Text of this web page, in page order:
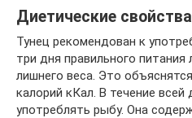
Диетические свойства
Тунец рекомендован к
три дня правильного
лишнего веса. Это
калорий кКал. В течение
употреблять рыбу. Она